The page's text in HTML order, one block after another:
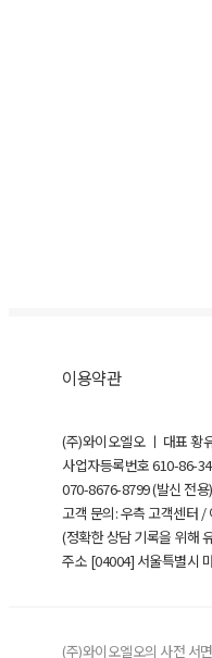
이용약관
(주)와이오엘오 ㅣ 대표 황
사업자등록번호610-86-
070-8676-8799 (발신 전용)
고객 문의: 우측 고객센터
(정확한 상담 기록을 위해
주소 [04004] 서울특별시
(주)와이오엘오의 사전 서